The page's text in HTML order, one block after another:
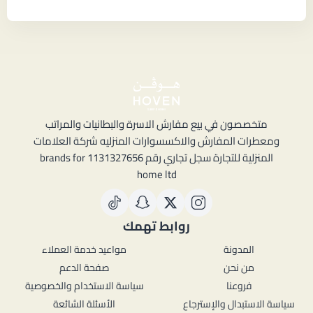
متخصصون في بيع مفارش الاسرة والبطانيات والمراتب
ومعطرات المفارش والاكسسوارات المنزليه شركة العلامات
المنزلية للتجارة سجل تجاري رقم 1131327656 brands for
home ltd
روابط تهمك
المدونة
من نحن
فروعنا
سياسة الاستبدال والإسترجاع
مواعيد خدمة العملاء
صفحة الدعم
سياسة الاستخدام والخصوصية
الأسئلة الشائعة